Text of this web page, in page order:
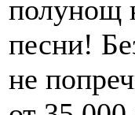
полунощ
песни!
не